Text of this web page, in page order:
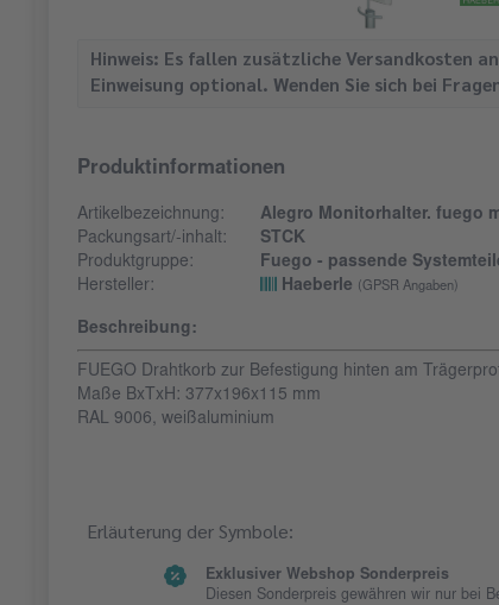
Hinweis: Es fallen zusätzliche Versandkosten
Einweisung optional. Wenden Sie sich bei
Produktinformationen
Artikelbezeichnung:
Alegro Monitorhalter. fuego
Packungsart/-inhalt:
STCK
Produktgruppe:
Fuego - passende
Hersteller:
Haeberle (GPSR Angaben)
Beschreibung:
FUEGO Drahtkorb zur Befestigung hinten am
Maße BxTxH: 377x196x115 mm
RAL 9006, weißaluminium
Erläuterung der Symbole:
Exklusiver Webshop Sonderpreis
Diesen Sonderpreis gewähren wir nur bei